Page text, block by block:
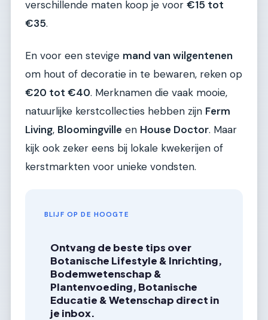
verschillende maten koop je voor €15 tot
€35.
En voor een stevige mand van wilgentenen
om hout of decoratie in te bewaren, reken op
€20 tot €40. Merknamen die vaak mooie,
natuurlijke kerstcollecties hebben zijn Ferm
Living, Bloomingville en House Doctor. Maar
kijk ook zeker eens bij lokale kwekerijen of
kerstmarkten voor unieke vondsten.
BLIJF OP DE HOOGTE
Ontvang de beste tips over
Botanische Lifestyle & Inrichting,
Bodemwetenschap &
Plantenvoeding, Botanische
Educatie & Wetenschap direct in
je inbox.